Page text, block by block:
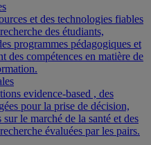
et des technologies fiables
des étudiants,
programmes pédagogiques et
des compétences en matière de
evidence-based , des
pour la prise de décision,
le marché de la santé et des
évaluées par les pairs.